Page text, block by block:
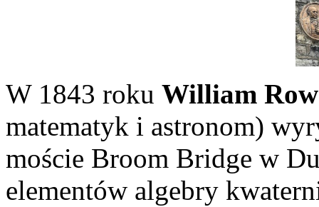
W 1843 roku William
matematyk i astronom)
moście Broom Bridge w
elementów algebry